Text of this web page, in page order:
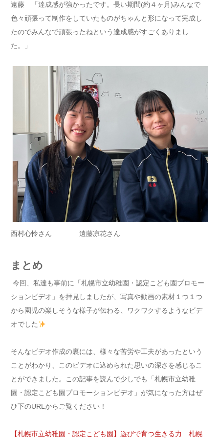
遠藤 「達成感が強かったです。長い期間(約４ヶ月)みんなで
色々頑張って制作をしていたものがちゃんと形になって完成し
たのでみんなで頑張ったねという達成感がすごくありまし
た。」
西村心怜さん 遠藤凉花さん
まとめ
今回、私達も事前に「札幌市立幼稚園・認定こども園プロモー
ションビデオ」を拝見しましたが、写真や動画の素材１つ１つ
から園児の楽しそうな様子が伝わる、ワクワクするようなビデ
オでした
そんなビデオ作成の裏には、様々な苦労や工夫があったという
ことがわかり、このビデオに込められた思いの深さを感じるこ
とができました。この記事を読んで少しでも「札幌市立幼稚
園・認定こども園プロモーションビデオ」が気になった方はぜ
ひ下のURLからご覧ください！
【札幌市立幼稚園・認定こども園】遊びで育つ生きる力 札幌